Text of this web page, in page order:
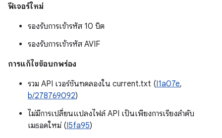
ฟีเจอร์ใหม่
รองรับการเข้ารหัส 10 บิต
รองรับการเข้ารหัส AVIF
การแก้ไขข้อบกพร่อง
รวม API เวอร์ชันทดลองใน current.txt (I1a07e,
b/278769092)
ไม่มีการเปลี่ยนแปลงไฟล์ API เป็นเพียงการเรียงลำดับ
เมธอดใหม่ (I5fa95)